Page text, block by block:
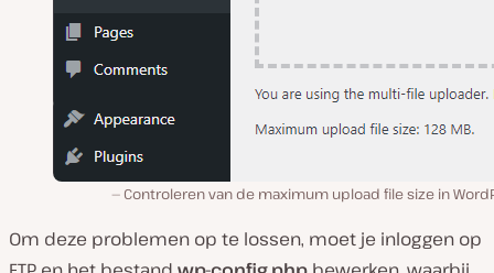
Controleren van de maximum upload file size in
Om deze problemen op te lossen, moet je inloggen op